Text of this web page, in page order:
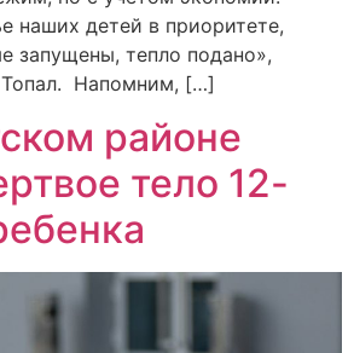
наших детей в приоритете,
запущены, тепло подано»,
Топал. Напомним, […]
районе
тело 12-